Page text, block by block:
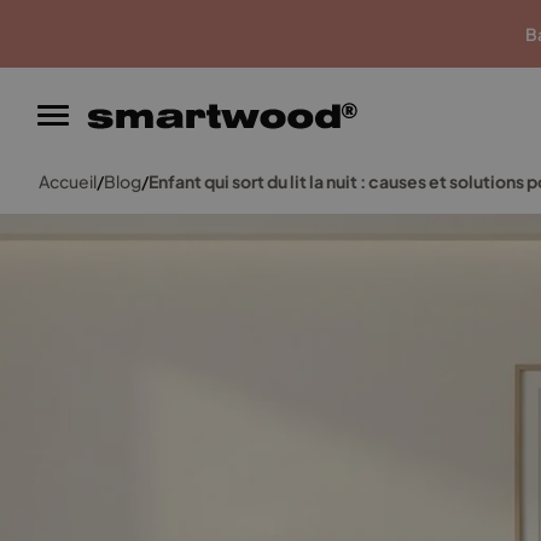
Accueil/Blog/Enfant qui sort du lit la nuit : causes et solutions